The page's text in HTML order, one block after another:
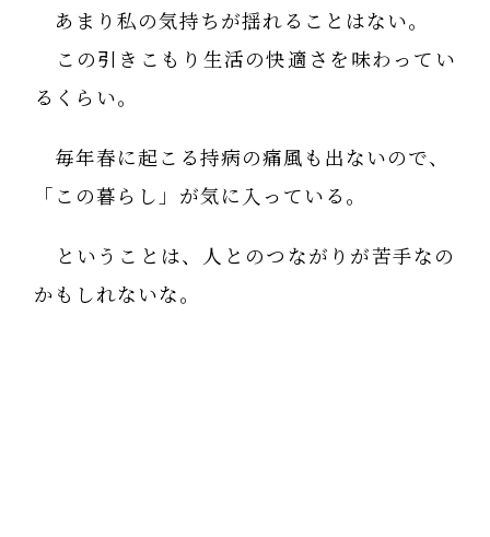
あまり私の気持ちが揺れることはない。
この引きこもり生活の快適さを味わってい
るくらい。
毎年春に起こる持病の痛風も出ないので、
「この暮らし」が気に入っている。
ということは、人とのつながりが苦手なの
かもしれないな。